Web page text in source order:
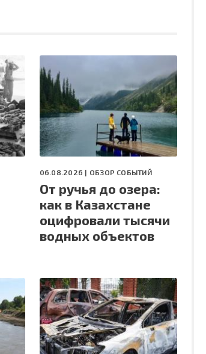
06.08.2026 | ОБЗОР СОБЫТИЙ
От ручья до озера:
как в Казахстане
оцифровали тысячи
водных объектов